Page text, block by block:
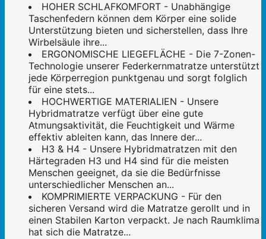
HOHER SCHLAFKOMFORT - Unabhängige
Taschenfedern können dem Körper eine solide
Unterstützung bieten und sicherstellen, dass Ihre
Wirbelsäule ihre...
ERGONOMISCHE LIEGEFLÄCHE - Die 7-Zonen-
Technologie unserer Federkernmatratze unterstützt
jede Körperregion punktgenau und sorgt folglich
für eine stets...
HOCHWERTIGE MATERIALIEN - Unsere
Hybridmatratze verfügt über eine gute
Atmungsaktivität, die Feuchtigkeit und Wärme
effektiv ableiten kann, das Innere der...
H3 & H4 - Unsere Hybridmatratzen mit den
Härtegraden H3 und H4 sind für die meisten
Menschen geeignet, da sie die Bedürfnisse
unterschiedlicher Menschen an...
KOMPRIMIERTE VERPACKUNG - Für den
sicheren Versand wird die Matratze gerollt und in
einen Stabilen Karton verpackt. Je nach Raumklima
hat sich die Matratze...